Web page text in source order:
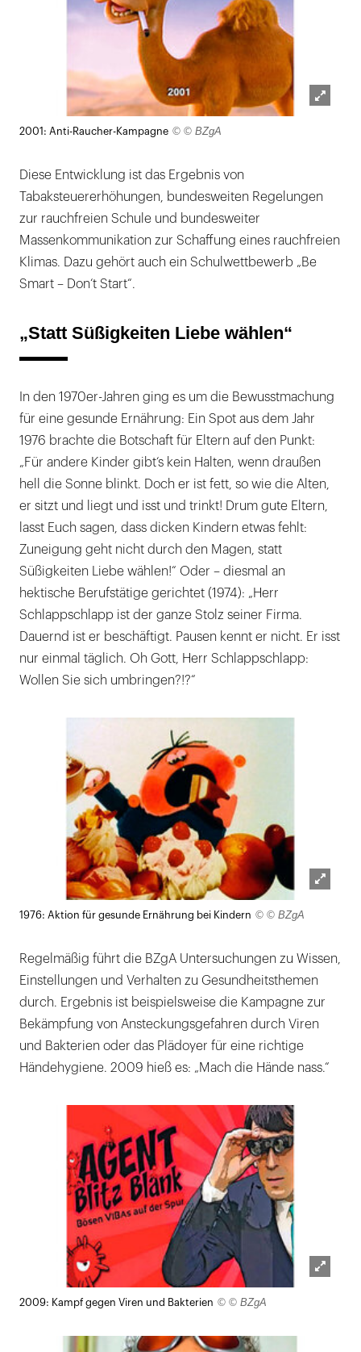
2001: Anti-Raucher-Kampagne © © BZgA
Diese Entwicklung ist das Ergebnis von
Tabaksteuererhöhungen, bundesweiten Regelungen
zur rauchfreien Schule und bundesweiter
Massenkommunikation zur Schaffung eines rauchfreien
Klimas. Dazu gehört auch ein Schulwettbewerb „Be
Smart – Don‘t Start“.
„Statt Süßigkeiten Liebe wählen“
In den 1970er-Jahren ging es um die Bewusstmachung
für eine gesunde Ernährung: Ein Spot aus dem Jahr
1976 brachte die Botschaft für Eltern auf den Punkt:
„Für andere Kinder gibt‘s kein Halten, wenn draußen
hell die Sonne blinkt. Doch er ist fett, so wie die Alten,
er sitzt und liegt und isst und trinkt! Drum gute Eltern,
lasst Euch sagen, dass dicken Kindern etwas fehlt:
Zuneigung geht nicht durch den Magen, statt
Süßigkeiten Liebe wählen!“ Oder – diesmal an
hektische Berufstätige gerichtet (1974): „Herr
Schlappschlapp ist der ganze Stolz seiner Firma.
Dauernd ist er beschäftigt. Pausen kennt er nicht. Er isst
nur einmal täglich. Oh Gott, Herr Schlappschlapp:
Wollen Sie sich umbringen?!?“
1976: Aktion für gesunde Ernährung bei Kindern © © BZgA
Regelmäßig führt die BZgA Untersuchungen zu Wissen,
Einstellungen und Verhalten zu Gesundheitsthemen
durch. Ergebnis ist beispielsweise die Kampagne zur
Bekämpfung von Ansteckungsgefahren durch Viren
und Bakterien oder das Plädoyer für eine richtige
Händehygiene. 2009 hieß es: „Mach die Hände nass.“
2009: Kampf gegen Viren und Bakterien © © BZgA